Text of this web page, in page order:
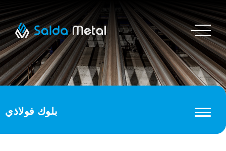
بلوك فولاذي